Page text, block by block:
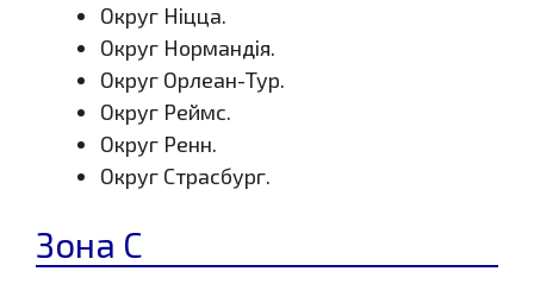
Округ Ніцца.
Округ Нормандія.
Округ Орлеан-Тур.
Округ Реймс.
Округ Ренн.
Округ Страсбург.
Зона C